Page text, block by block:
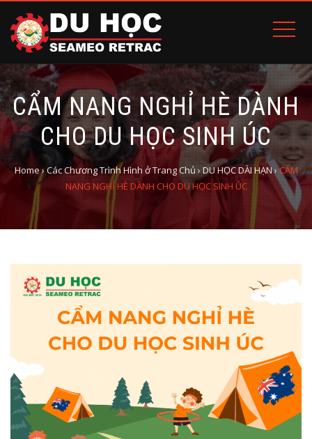
CẨM NANG NGHỈ HÈ DÀNH
CHO DU HỌC SINH ÚC
Home›Các Chương Trình Hình ở Trang Chủ›DU HỌC DÀI HẠN›CẨM
NANG NGHỈ HÈ DÀNH CHO DU HỌC SINH ÚC